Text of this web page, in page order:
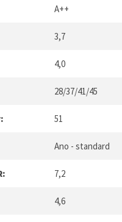
A++
3,7
4,0
28/37/41/45
51
Ano - standard
7,2
4,6